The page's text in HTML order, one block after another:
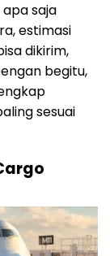
saja
estimasi
dikirim,
begitu,
sesuai